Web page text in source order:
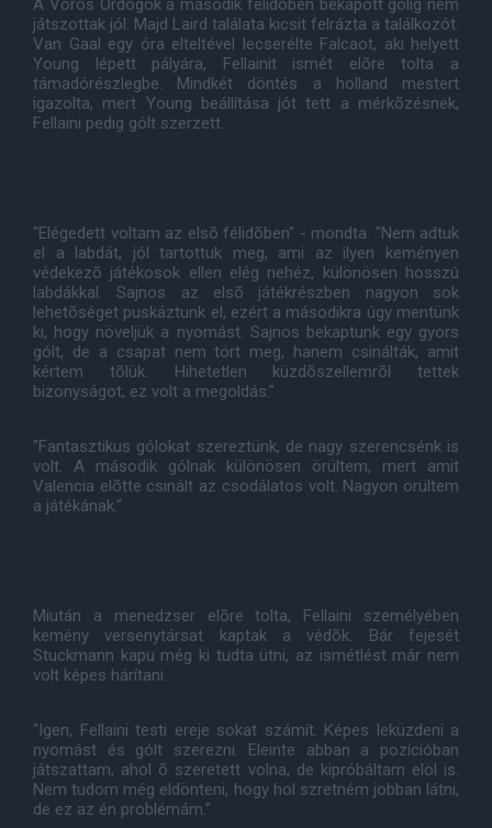
A Vörös Ördögök a második félidõben bekapott gólig nem
játszottak jól. Majd Laird találata kicsit felrázta a találkozót.
Van Gaal egy óra elteltével lecserélte Falcaot, aki helyett
Young lépett pályára, Fellainit ismét elõre tolta a
támadórészlegbe. Mindkét döntés a holland mestert
igazolta, mert Young beállítása jót tett a mérkõzésnek,
Fellaini pedig gólt szerzett.
"Elégedett voltam az elsõ félidõben" - mondta. "Nem adtuk
el a labdát, jól tartottuk meg, ami az ilyen keményen
védekezõ játékosok ellen elég nehéz, különösen hosszú
labdákkal. Sajnos az elsõ játékrészben nagyon sok
lehetõséget puskáztunk el, ezért a másodikra úgy mentünk
ki, hogy növeljük a nyomást. Sajnos bekaptunk egy gyors
gólt, de a csapat nem tört meg, hanem csinálták, amit
kértem tõlük. Hihetetlen küzdõszellemrõl tettek
bizonyságot, ez volt a megoldás."
"Fantasztikus gólokat szereztünk, de nagy szerencsénk is
volt. A második gólnak különösen örültem, mert amit
Valencia elõtte csinált az csodálatos volt. Nagyon örültem
a játékának."
Miután a menedzser elõre tolta, Fellaini személyében
kemény versenytársat kaptak a védõk. Bár fejesét
Stuckmann kapu még ki tudta ütni, az ismétlést már nem
volt képes hárítani.
"Igen, Fellaini testi ereje sokat számít. Képes leküzdeni a
nyomást és gólt szerezni. Eleinte abban a pozícióban
játszattam, ahol õ szeretett volna, de kipróbáltam elöl is.
Nem tudom még eldönteni, hogy hol szretném jobban látni,
de ez az én problémám."